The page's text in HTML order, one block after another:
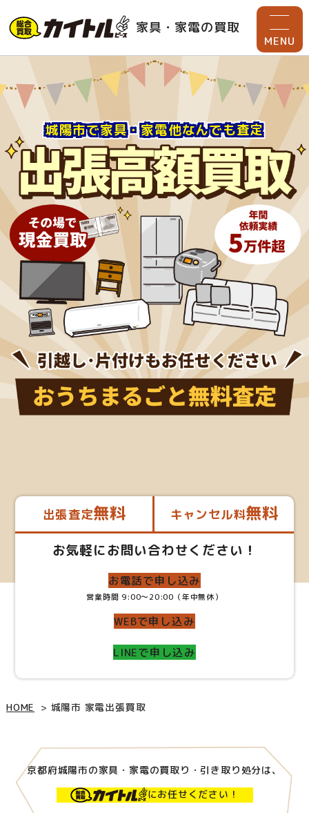
家具・家電の買取
MENU
城陽市で家具・家電他なんでも査定
出張査定無料 キャンセル料無料
お気軽にお問い合わせください！
お電話で申し込み
営業時間 9:00～20:00（年中無休）
WEBで申し込み
LINEで申し込み
HOME 城陽市 家電出張買取
京都府城陽市の家具・家電の買取り・引き取り処分は、
にお任せください！